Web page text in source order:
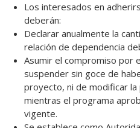
Los interesados en
deberán:
Declarar anualmente la
relación de dependencia
Asumir el compromiso por
suspender sin goce de
proyecto, ni de modificar la
mientras el programa
vigente.